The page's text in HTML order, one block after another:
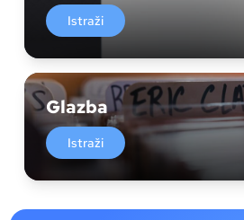
Istraži
Glazba
Istraži